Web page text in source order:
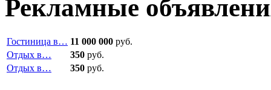
Рекламные
Гостиница в… 11 000 000 руб.
Отдых в…
350 руб.
Отдых в…
350 руб.